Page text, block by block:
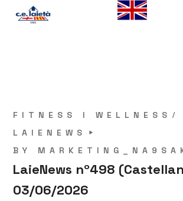
FITNESS I WELLNESS
LAIENEWS
BY
LaieNews nº498
03/06/2026